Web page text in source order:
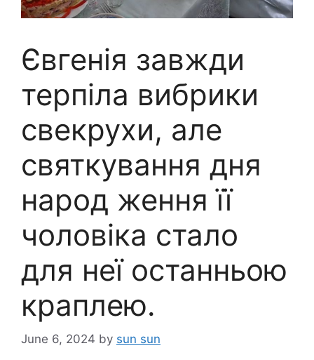
Євгенія завжди
терпіла вибрики
свекрухи, але
святкування дня
народ ження її
чоловіка стало
для неї останньою
краплею.
June 6, 2024 by sun sun